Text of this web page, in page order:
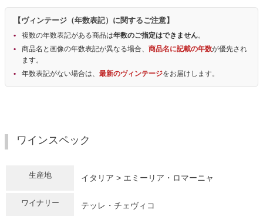
【ヴィンテージ（年数表記）に関するご注意】
複数の年数表記がある商品は年数のご指定はできません。
商品名と画像の年数表記が異なる場合、 商品名に記載の年数が優先され
ます。
年数表記がない場合は、 最新のヴィンテージをお届けします。
ワインスペック
生産地 イタリア > エミーリア・ロマーニャ
ワイナリー テッレ・チェヴィコ